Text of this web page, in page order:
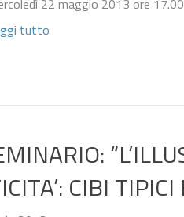
22 maggio 2013 ore
tutto
CIBI